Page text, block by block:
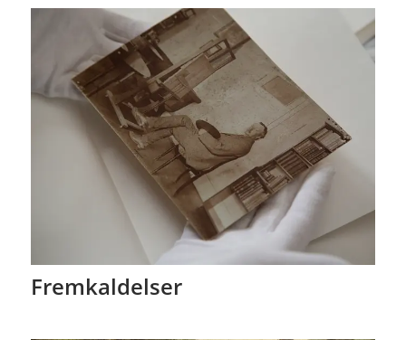
Fremkaldelser